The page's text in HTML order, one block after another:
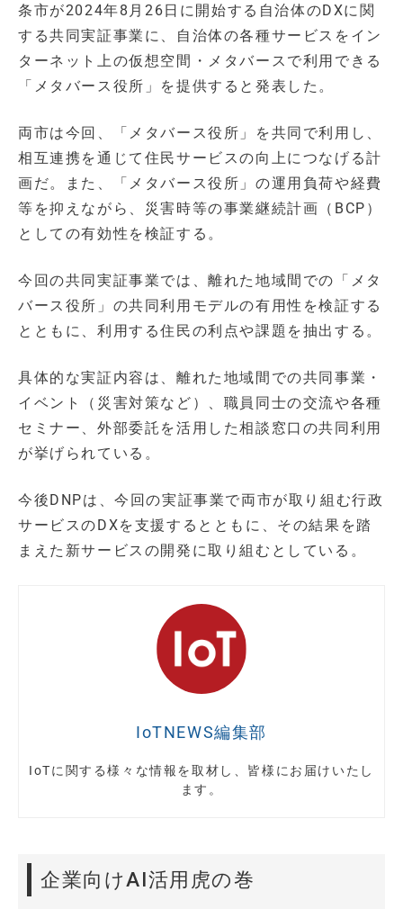
条市が2024年8月26日に開始する自治体のDXに関
する共同実証事業に、自治体の各種サービスをイン
ターネット上の仮想空間・メタバースで利用できる
「メタバース役所」を提供すると発表した。
両市は今回、「メタバース役所」を共同で利用し、
相互連携を通じて住民サービスの向上につなげる計
画だ。また、「メタバース役所」の運用負荷や経費
等を抑えながら、災害時等の事業継続計画（BCP）
としての有効性を検証する。
今回の共同実証事業では、離れた地域間での「メタ
バース役所」の共同利用モデルの有用性を検証する
とともに、利用する住民の利点や課題を抽出する。
具体的な実証内容は、離れた地域間での共同事業・
イベント（災害対策など）、職員同士の交流や各種
セミナー、外部委託を活用した相談窓口の共同利用
が挙げられている。
今後DNPは、今回の実証事業で両市が取り組む行政
サービスのDXを支援するとともに、その結果を踏
まえた新サービスの開発に取り組むとしている。
IoTNEWS編集部
IoTに関する様々な情報を取材し、皆様にお届けいたし
ます。
企業向けAI活用虎の巻